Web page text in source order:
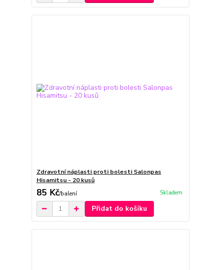
Zdravotní náplasti proti bolesti Salonpas
Hisamitsu - 20 kusů
85 Kč/balení Skladem
Přidat do košíku